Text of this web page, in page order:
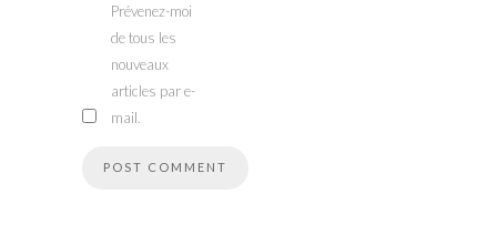
Prévenez-moi
de tous les
nouveaux
articles par e-
mail.